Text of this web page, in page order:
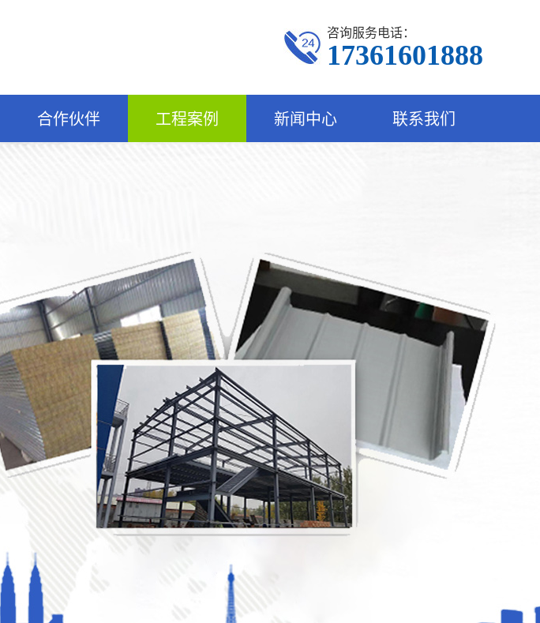
咨询服务电话：
17361601888
合作伙伴 工程案例 新闻中心 联系我们